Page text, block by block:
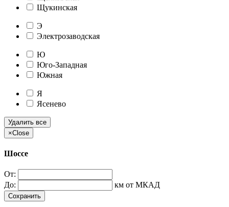
Щукинская
Э
Электрозаводская
Ю
Юго-Западная
Южная
Я
Ясенево
Удалить все
×Close
Шоссе
От:
До:
км от МКАД
Сохранить